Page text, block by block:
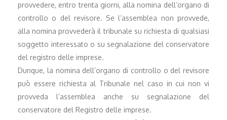
provvedere, entro trenta giorni, alla nomina dell’organo di
controllo o del revisore. Se l’assemblea non provvede,
alla nomina provvederà il tribunale su richiesta di qualsiasi
soggetto interessato o su segnalazione del conservatore
del registro delle imprese.
Dunque, la nomina dell’organo di controllo o del revisore
può essere richiesta al Tribunale nel caso in cui non vi
provveda l’assemblea anche su segnalazione del
conservatore del Registro delle imprese.